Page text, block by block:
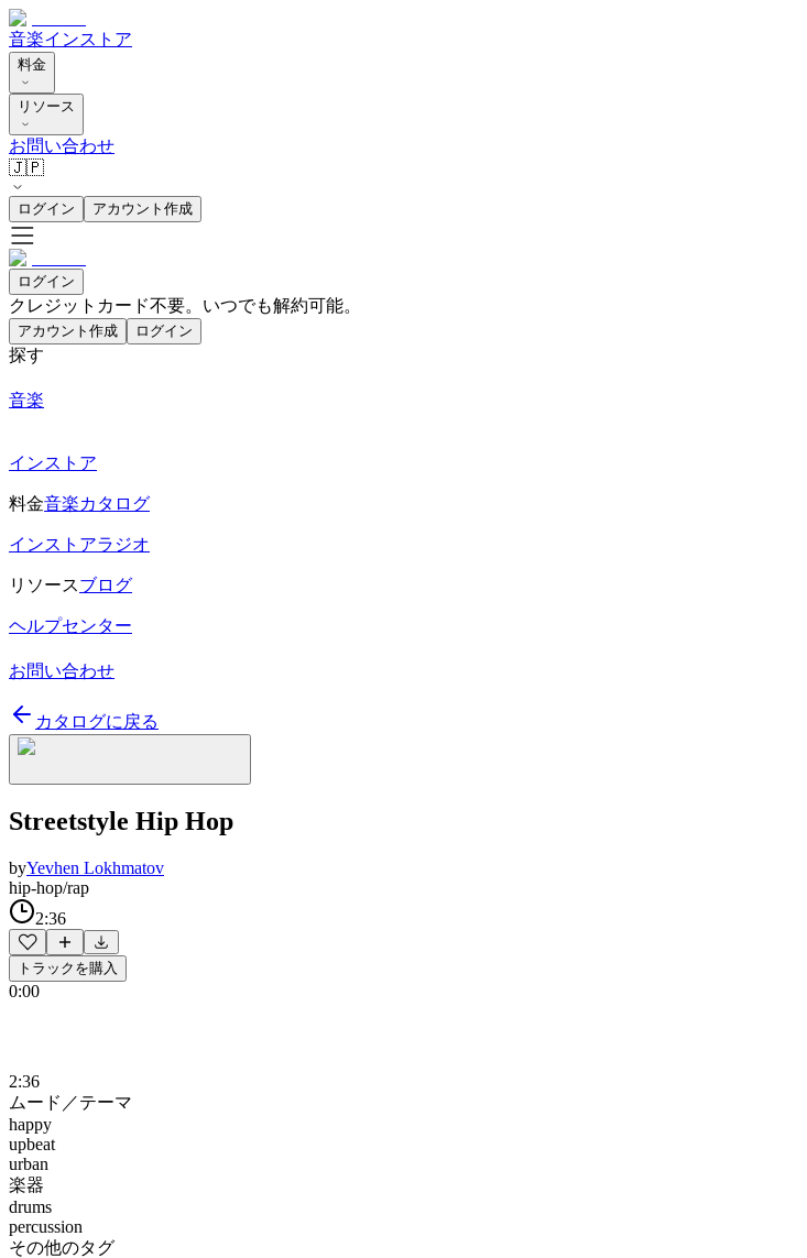
音楽インストア
料金
リソース
お問い合わせ
🇯🇵
ログイン アカウント作成
ログイン
クレジットカード不要。いつでも解約可能。
アカウント作成 ログイン
探す
音楽
インストア
料金音楽カタログ
インストアラジオ
リソースブログ
ヘルプセンター
お問い合わせ
カタログに戻る
Streetstyle Hip Hop
byYevhen Lokhmatov
hip-hop/rap
2:36
トラックを購入
0:00
2:36
ムード／テーマ
happy
upbeat
urban
楽器
drums
percussion
その他のタグ